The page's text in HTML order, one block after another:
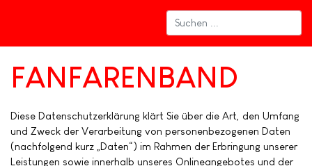
FANFARENBAND
Diese Datenschutzerklärung klärt Sie über die Art, den Umfang
und Zweck der Verarbeitung von personenbezogenen Daten
(nachfolgend kurz „Daten“) im Rahmen der Erbringung unserer
Leistungen sowie innerhalb unseres Onlineangebotes und der